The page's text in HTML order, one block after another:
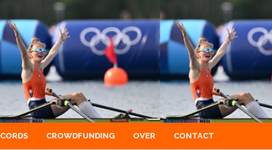
CROWDFUNDING OVER CONTACT